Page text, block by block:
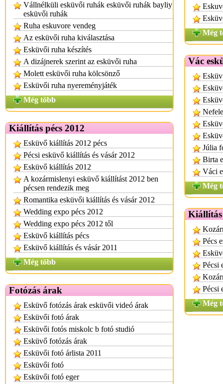
Vállnélküli esküvői ruhák esküvői ruhák bayliy
esküvői ruhák
Ruha eskuvore vendeg
Az esküvői ruha kiválasztása
Esküvői ruha készítés
A dizájnerek szerint az esküvői ruha
Molett esküvői ruha kölcsönző
Esküvői ruha nyereményjáték
Még több
Kiállítás pécs 2012
Esküvő kiállítás 2012 pécs
Pécsi esküvő kiállítás és vásár 2012
Esküvő kiállítás 2012
A kozármislenyi esküvő kiállítást 2012 ben
pécsen rendezik meg
Romantika esküvői kiállítás és vásár 2012
Wedding expo pécs 2012
Wedding expo pécs 2012 től
Esküvő kiállítás pécs
Esküvő kiállítás és vásár 2011
Még több
Fotózás árak
Esküvő fotózás árak esküvői videó árak
Esküvői fotó árak
Esküvői fotós miskolc b fotó studió
Esküvő fotózás árak
Esküvői fotó árlista 2011
Esküvői fotó
Esküvői fotó eger
Még
Vác
Júlia
Birta
Váci
Még
Kiállítás
Pécs
Pécsi
Pécsi
Még